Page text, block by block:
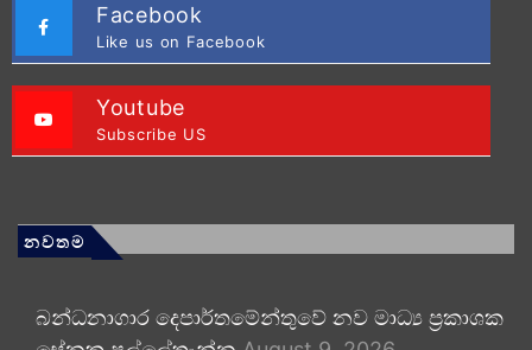
Facebook
Like us on Facebook
Youtube
Subscribe US
නවතම
බන්ධනාගාර දෙපාර්තමේන්තුවේ නව මාධ්‍ය ප්‍රකාශක